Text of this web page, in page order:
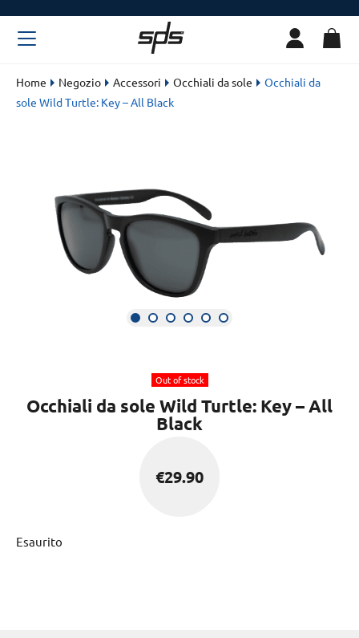
Home Negozio Accessori Occhiali da sole
Occhiali da
sole Wild Turtle: Key – All Black
Out of stock
Occhiali da sole Wild Turtle: Key – All
Black
€29.90
Esaurito